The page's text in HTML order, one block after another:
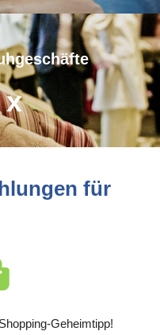
x
für
Geheimtipp!